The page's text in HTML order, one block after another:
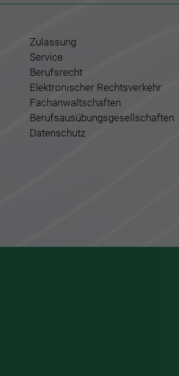
Zulassung
Service
Berufsrecht
Elektronischer Rechtsverkehr
Fachanwaltschaften
Berufsausübungsgesellschaften
Datenschutz